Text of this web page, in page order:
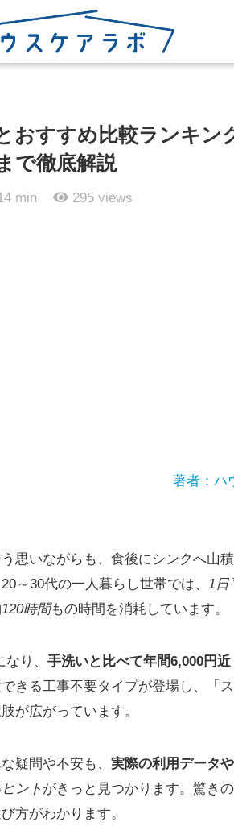
おすすめ比較ランキン
で徹底解説
min 295 views
著者：ハ
思いながらも、食後にシンクへ山
～30代の一人暮らし世帯では、 1日
120時間もの時間を消耗しています。
なり、 手洗いと比べて年間6,000円
きる工事不要タイプが登場し、「
が広がっています。
疑問や不安も、 実際の利用データ
ント がきっと見つかります。驚き
方がわかります。